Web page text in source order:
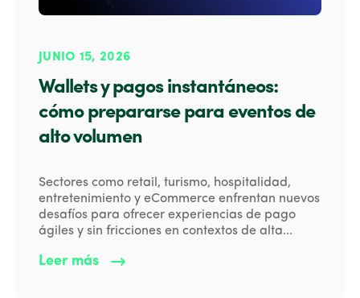
JUNIO 15, 2026
Wallets y pagos instantáneos:
cómo prepararse para eventos de
alto volumen
Sectores como retail, turismo, hospitalidad,
entretenimiento y eCommerce enfrentan nuevos
desafíos para ofrecer experiencias de pago
ágiles y sin fricciones en contextos de alta...
Leer más